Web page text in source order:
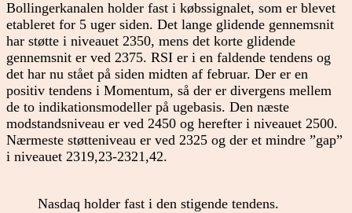
Bollingerkanalen holder fast i købssignalet, som er blevet
etableret for 5 uger siden. Det lange glidende gennemsnit
har støtte i niveauet 2350, mens det korte glidende
gennemsnit er ved 2375. RSI er i en faldende tendens og
det har nu stået på siden midten af februar. Der er en
positiv tendens i Momentum, så der er divergens mellem
de to indikationsmodeller på ugebasis. Den næste
modstandsniveau er ved 2450 og herefter i niveauet 2500.
Nærmeste støtteniveau er ved 2325 og der et mindre ”gap”
i niveauet 2319,23-2321,42.
Nasdaq holder fast i den stigende tendens.